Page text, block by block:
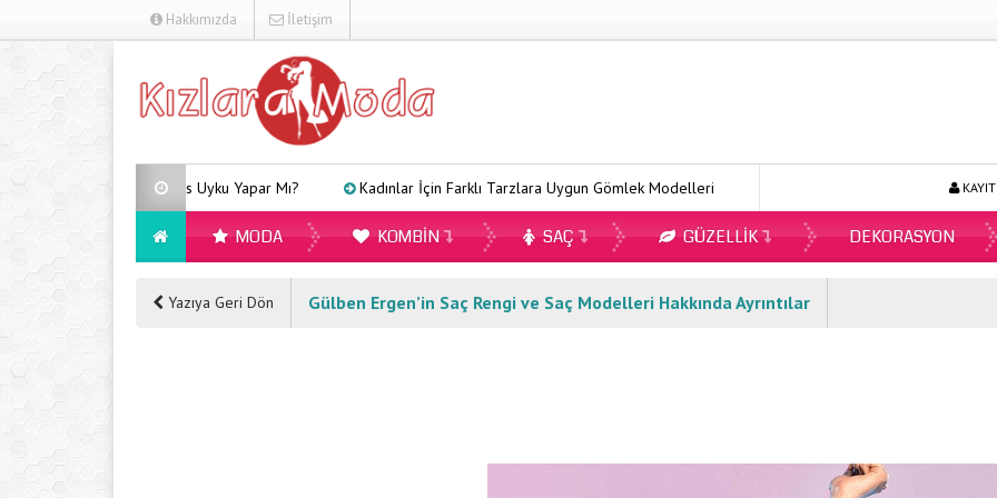
Hakkımızda İletişim
Arveles Uyku Yapar Mı? Kadınlar İçin Farklı Tarzlara Uygun Gömlek Modelleri Ecopirin Reçetesiz Alınır Mı 2026?
MODA KOMBIN SAÇ GÜZELLIK DEKORASYON
Yazıya Geri Dön Gülben Ergen’in Saç Rengi ve Saç Modelleri Hakkında Ayrıntılar